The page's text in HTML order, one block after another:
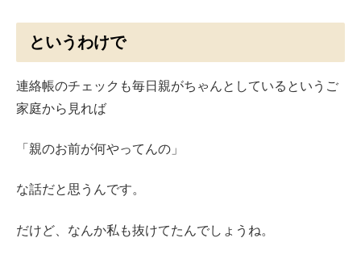
というわけで
連絡帳のチェックも毎日親がちゃんとしているというご
家庭から見れば
「親のお前が何やってんの」
な話だと思うんです。
だけど、なんか私も抜けてたんでしょうね。